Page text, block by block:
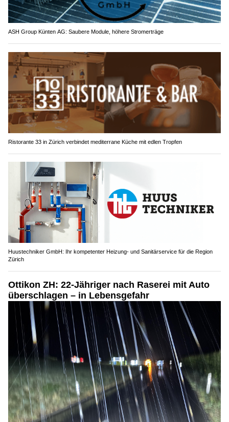
ASH Group Künten AG: Saubere Module, höhere Stromerträge
Ristorante 33 in Zürich verbindet mediterrane Küche mit edlen Tropfen
Huustechniker GmbH: Ihr kompetenter Heizung- und Sanitärservice für die Region
Zürich
Ottikon ZH: 22-Jähriger nach Raserei mit Auto
überschlagen – in Lebensgefahr